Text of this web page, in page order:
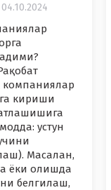
04.10.2024
компаниялар
кириши
устун
Масалан,
ёки олишда
белгилаш,